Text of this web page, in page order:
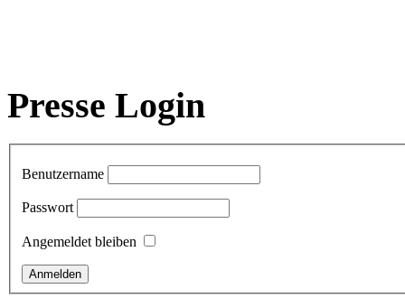
Presse Login
Benutzername
Passwort
Angemeldet bleiben